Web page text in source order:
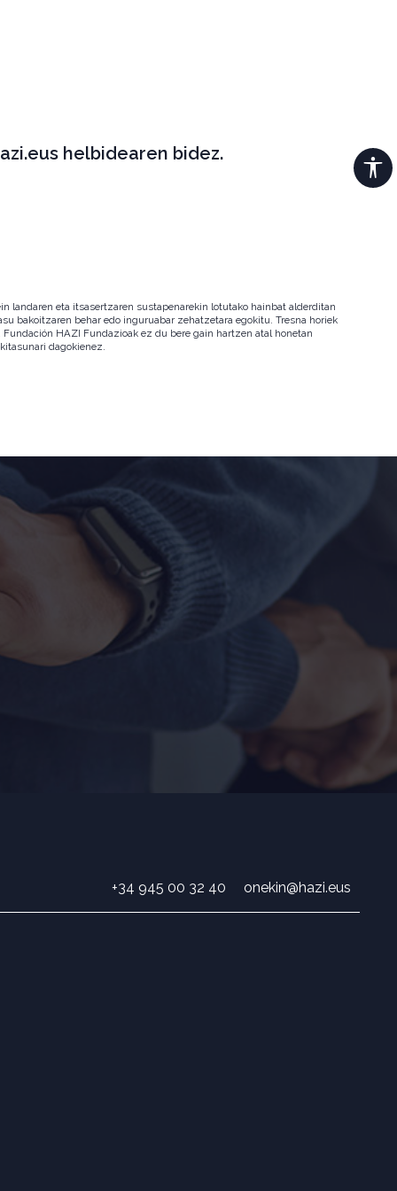
helbidearen bidez.
landaren eta itsasertzaren sustapenarekin lotutako hainbat alderditan
bakoitzaren behar edo inguruabar zehatzetara egokitu. Tresna horiek
HAZI Fundazioak ez du bere gain hartzen atal honetan
dagokienez.
+34 945 00 32 40 onekin@hazi.eus